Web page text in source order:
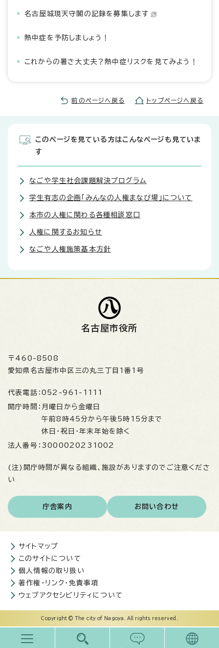
名古屋城現天守閣の記録を募集します
熱中症を予防しましょう！
これからの暑さ大丈夫？熱中症リスクを見てみよう！
前のページへ戻る トップページへ戻る
このページを見ている方はこんなページも見ていま
す
なごや学生社会課題解決プログラム
学生有志の企画「みんなの人権まなび場」について
本市の人権に関わる各種相談窓口
人権に関するお知らせ
なごや人権施策基本方針
名古屋市役所
〒460-8508
愛知県名古屋市中区三の丸三丁目1番1号
代表電話： 052-961-1111
開庁時間： 月曜日から金曜日
午前8時45分から午後5時15分まで
休日・祝日・年末年始を除く
法人番号： 3000020231002
(注)開庁時間が異なる組織、施設がありますのでご注意くださ
い
庁舎案内 お問い合わせ
サイトマップ
このサイトについて
個人情報の取り扱い
著作権・リンク・免責事項
ウェブアクセシビリティについて
Copyright © The city of Nagoya. All rights reserved.